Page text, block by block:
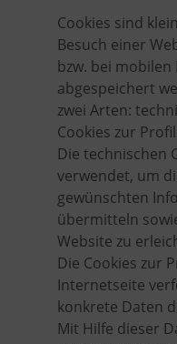
Cookies sind
Besuch einer
bzw. bei mobilen
abgespeichert
zwei Arten:
Cookies zur
Die technischen
verwendet, um
gewünschten
übermitteln
Website zu
Die Cookies zur
Internetseite
konkrete Daten
Mit Hilfe dieser